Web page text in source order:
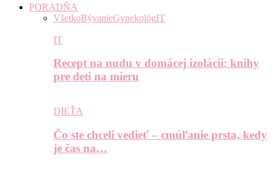
PORADŇA
VšetkoBývanieGynekológIT
IT
Recept na nudu v domácej izolácii: knihy
pre deti na mieru
DIEŤA
Čo ste chceli vedieť – cmúľanie prsta, kedy
je čas na…